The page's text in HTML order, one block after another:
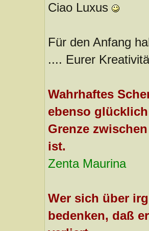
Ciao Luxus
Für den Anfang
.... Eurer
Wahrhaftes
ebenso
Grenze
ist.
Zenta Maurina
Wer sich über
bedenken, daß